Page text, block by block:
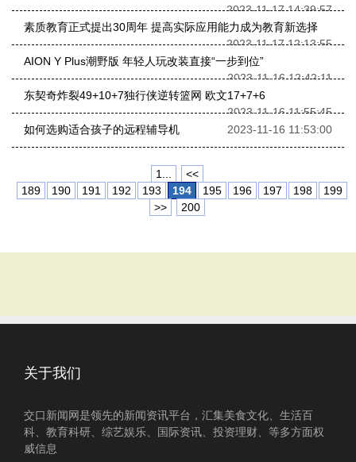
2023-11-17 14:39:57
素质教育正式提出30周年 提高实际应用能力成为教育新选择
2023-11-17 12:13:55
AION Y Plus潮野版 年轻人玩改装直接“一步到位”
2023-11-16 12:42:11
东契奇炸裂49+10+7独行侠逆转篮网 欧文17+7+6
2023-11-16 11:55:45
如何选购适合孩子的远程辅导机
2023-11-16 11:53:00
1...
<<
189
190 191 192 193 194 195 196 197 198
199
>>
200
关于我们
交口新闻网是领先的新闻资讯平台，汇集美食文化、生活百
科、教育科研、综艺娱乐、国际资讯、投资理财、等多方面权
威信息